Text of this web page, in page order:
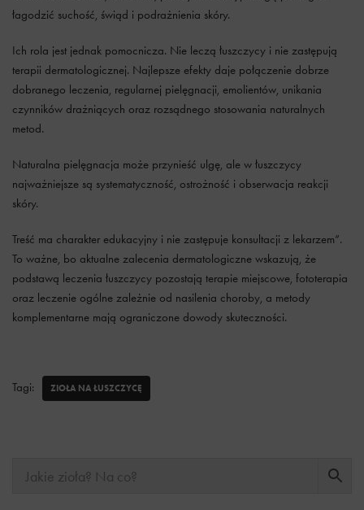
łagodzić suchość, świąd i podrażnienia skóry.
Ich rola jest jednak pomocnicza. Nie leczą łuszczycy i nie zastępują
terapii dermatologicznej. Najlepsze efekty daje połączenie dobrze
dobranego leczenia, regularnej pielęgnacji, emolientów, unikania
czynników drażniących oraz rozsądnego stosowania naturalnych
metod.
Naturalna pielęgnacja może przynieść ulgę, ale w łuszczycy
najważniejsze są systematyczność, ostrożność i obserwacja reakcji
skóry.
Treść ma charakter edukacyjny i nie zastępuje konsultacji z lekarzem”.
To ważne, bo aktualne zalecenia dermatologiczne wskazują, że
podstawą leczenia łuszczycy pozostają terapie miejscowe, fototerapia
oraz leczenie ogólne zależnie od nasilenia choroby, a metody
komplementarne mają ograniczone dowody skuteczności.
Tagi: ZIOŁA NA ŁUSZCZYCĘ